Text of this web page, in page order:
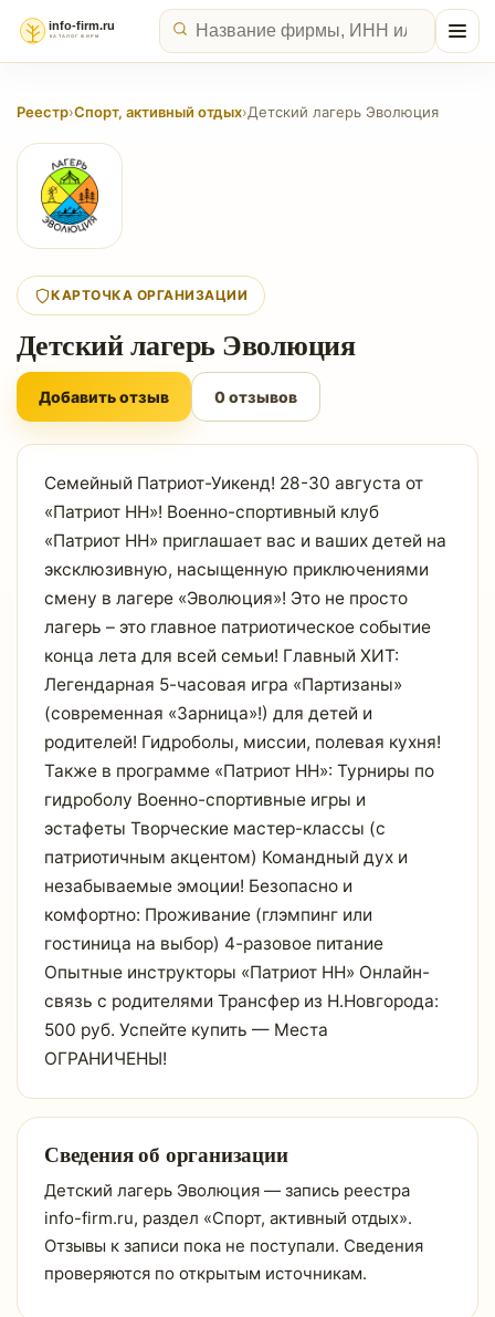
Реестр›Спорт, активный отдых›Детский лагерь Эволюция
КАРТОЧКА ОРГАНИЗАЦИИ
Детский лагерь Эволюция
Добавить отзыв 0 отзывов
Семейный Патриот-Уикенд! 28-30 августа от
«Патриот НН»! Военно-спортивный клуб
«Патриот НН» приглашает вас и ваших детей на
эксклюзивную, насыщенную приключениями
смену в лагере «Эволюция»! Это не просто
лагерь – это главное патриотическое событие
конца лета для всей семьи! Главный ХИТ:
Легендарная 5-часовая игра «Партизаны»
(современная «Зарница»!) для детей и
родителей! Гидроболы, миссии, полевая кухня!
Также в программе «Патриот НН»: Турниры по
гидроболу Военно-спортивные игры и
эстафеты Творческие мастер-классы (с
патриотичным акцентом) Командный дух и
незабываемые эмоции! Безопасно и
комфортно: Проживание (глэмпинг или
гостиница на выбор) 4-разовое питание
Опытные инструкторы «Патриот НН» Онлайн-
связь с родителями Трансфер из Н.Новгорода:
500 руб. Успейте купить — Места
ОГРАНИЧЕНЫ!
Сведения об организации
Детский лагерь Эволюция — запись реестра
info-firm.ru, раздел «Спорт, активный отдых».
Отзывы к записи пока не поступали. Сведения
проверяются по открытым источникам.